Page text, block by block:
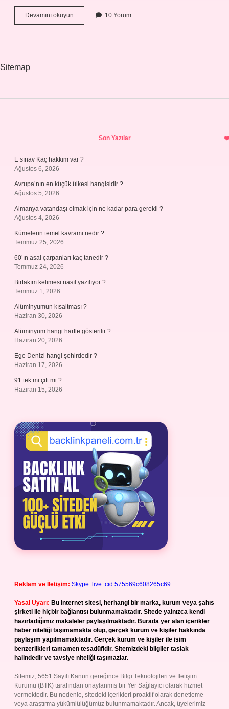
Devamını okuyun Amasyada
Plaj
10 Yorum
Sitemap
Son Yazılar
E sınav Kaç hakkım var ?
Ağustos 6, 2026
Avrupa’nın en küçük ülkesi hangisidir ?
Ağustos 5, 2026
Almanya vatandaşı olmak için ne kadar para gerekli ?
Ağustos 4, 2026
Kümelerin temel kavramı nedir ?
Temmuz 25, 2026
60’ın asal çarpanları kaç tanedir ?
Temmuz 24, 2026
Birtakım kelimesi nasıl yazılıyor ?
Temmuz 1, 2026
Alüminyumun kısaltması ?
Haziran 30, 2026
Alüminyum hangi harfle gösterilir ?
Haziran 20, 2026
Ege Denizi hangi şehirdedir ?
Haziran 17, 2026
91 tek mi çift mi ?
Haziran 15, 2026
Reklam ve İletişim: Skype: live:.cid.575569c608265c69
Yasal Uyarı: Bu internet sitesi, herhangi bir marka, kurum veya şahıs
şirketi ile hiçbir bağlantısı bulunmamaktadır. Sitede yalnızca kendi
hazırladığımız makaleler paylaşılmaktadır. Burada yer alan içerikler
haber niteliği taşımamakta olup, gerçek kurum ve kişiler hakkında
paylaşım yapılmamaktadır. Gerçek kurum ve kişiler ile isim
benzerlikleri tamamen tesadüfidir. Sitemizdeki bilgiler taslak
halindedir ve tavsiye niteliği taşımazlar.
Sitemiz, 5651 Sayılı Kanun gereğince Bilgi Teknolojileri ve İletişim
Kurumu (BTK) tarafından onaylanmış bir Yer Sağlayıcı olarak hizmet
vermektedir. Bu nedenle, sitedeki içerikleri proaktif olarak denetleme
veya araştırma yükümlülüğümüz bulunmamaktadır. Ancak, üyelerimiz